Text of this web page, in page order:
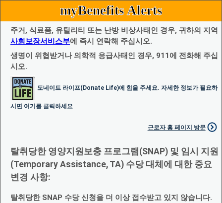
myBenefits Alerts
주거, 식료품, 유틸리티 또는 난방 비상사태인 경우, 귀하의 지역
사회보장서비스부에 즉시 연락해 주십시오.
생명이 위협받거나 의학적 응급사태인 경우, 911에 전화해 주십
시오.
도네이트 라이프(Donate Life)에 힘을 주세요. 자세한 정보가 필요하
시면 여기를 클릭하세요
근로자 홈 페이지 방문
탈취당한 영양지원보충 프로그램(SNAP) 및 임시 지원
(Temporary Assistance, TA) 수당 대체에 대한 중요
변경 사항:
탈취당한 SNAP 수당 신청을 더 이상 접수받고 있지 않습니다.